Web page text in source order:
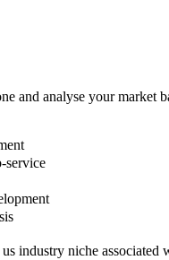
and analyse your market
service
industry niche associated